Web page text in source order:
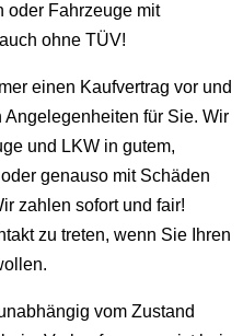
oder Fahrzeuge mit
ohne TÜV!
einen Kaufvertrag vor und
für Sie. Wir
und LKW in gutem,
genauso mit Schäden
zahlen sofort und fair!
zu treten, wenn Sie Ihren
vom Zustand